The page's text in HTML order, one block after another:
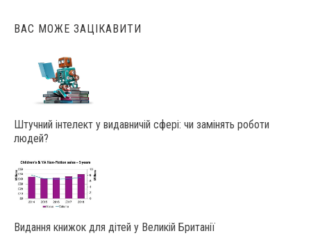
ВАС МОЖЕ ЗАЦІКАВИТИ
Штучний інтелект у видавничій сфері: чи замінять роботи
людей?
Видання книжок для дітей у Великій Британії